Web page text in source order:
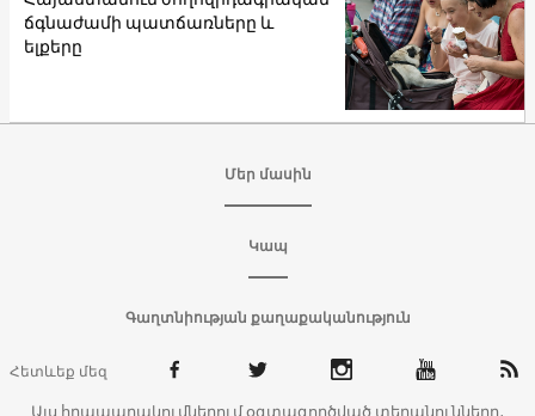
ճգնաժամի պատճառները և
ելքերը
Մեր մասին
Կապ
Գաղտնիության քաղաքականություն
Հետևեք մեզ
Այս հրապարակումներում օգտագործված տեղանունները,